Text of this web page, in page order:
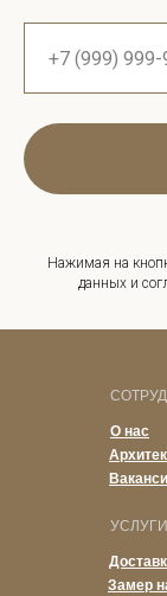
Нажимая на
данных и
Замер
УСЛУГИ
О нас